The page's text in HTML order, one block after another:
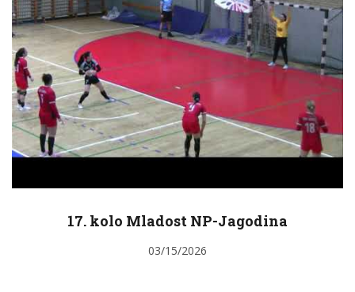
17. kolo Mladost NP-Jagodina
03/15/2026